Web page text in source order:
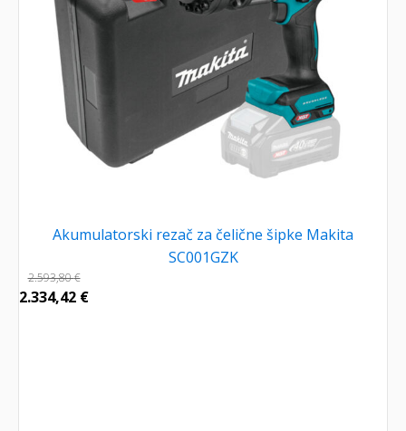
Akumulatorski rezač za čelične šipke Makita
SC001GZK
2.593,80€
2.334,42 €